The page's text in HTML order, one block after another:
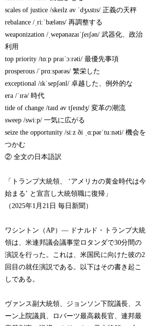
scales of justice /skeɪlz əv ˈdʒʌstɪs/ 正義の天秤
rebalance /ˌriːˈbæləns/ 再調整する
weaponization /ˌwepənəzaɪˈʃeɪʃən/ 武器化、政治
利用
top priority /tɑːp praɪˈɔːrəti/ 最優先事項
prosperous /ˈprɑːspərəs/ 繁栄した
exceptional /ɪkˈsepʃənl/ 卓越した、例外的な
era /ˈɪrə/ 時代
tide of change /taɪd əv tʃeɪndʒ/ 変革の潮流
sweep /swiːp/ 一気に広がる
seize the opportunity /siːz ði ˌɑːpərˈtuːnəti/ 機会を
つかむ
② 全文の日本語訳
「トランプ大統領、 ‘アメリカの黄金時代は今
始まる’ と宣言し大統領職に復帰」
（2025年1月21日 毎日新聞）
ワシントン（AP）— ドナルド・トランプ大統
領は、米連邦議会議事堂ロタンダで30分間の
演説を行った。これは、米国民に向けた彼の2
回目の就任演説である。以下はその書き起こ
しである。
ヴァンス副大統領、ジョンソン下院議長、ス
ーン上院議員、ロバーツ最高裁長官、連邦最